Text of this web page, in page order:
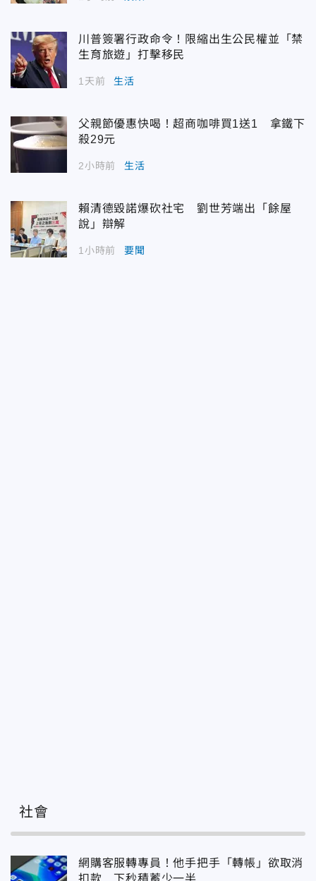
川普簽署行政命令！限縮出生公民權並「禁
生育旅遊」打擊移民
1天前 生活
父親節優惠快喝！超商咖啡買1送1 拿鐵下
殺29元
2小時前 生活
賴清德毀諾爆砍社宅 劉世芳端出「餘屋
說」辯解
1小時前 要聞
社會
網購客服轉專員！他手把手「轉帳」欲取消
扣款 下秒積蓄少一半